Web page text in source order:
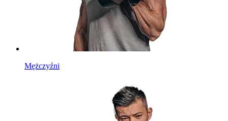
Mężczyźni